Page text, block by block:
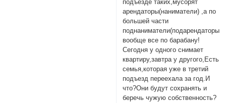
подъезде таких,мусорят
арендаторы(наниматели) ,а по
большей части
вообще все по барабану!
Сегодня у одного снимает
квартиру,завтра у другого,Есть
семья,которая уже в третий
подъезд переехала за год.И
что?Они будут сохранять и
беречь чужую собственность?